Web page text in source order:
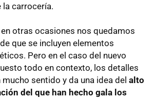
carrocería.
otras ocasiones nos quedamos
que se incluyen elementos
Pero en el caso del nuevo
todo en contexto, los detalles
sentido y da una idea del alto
del que han hecho gala los